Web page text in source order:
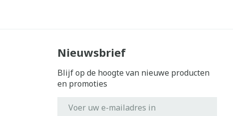
Nieuwsbrief
Blijf op de hoogte van nieuwe producten
en promoties